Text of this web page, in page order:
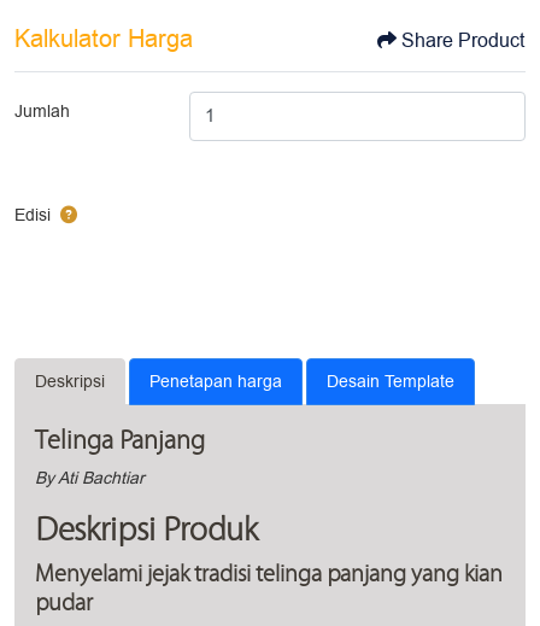
Kalkulator Harga Share Product
Jumlah
Edisi
Deskripsi Penetapan harga Desain Template
Telinga Panjang
By Ati Bachtiar
Deskripsi Produk
Menyelami jejak tradisi telinga panjang yang kian
pudar